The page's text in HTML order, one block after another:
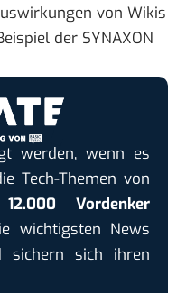
von Wikis
der SYNAXON
werden, wenn es
Tech-Themen von
12.000 Vordenker
wichtigsten News
sich ihren